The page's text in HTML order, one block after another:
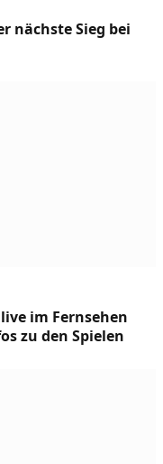
nächste Sieg bei
im Fernsehen
zu den Spielen